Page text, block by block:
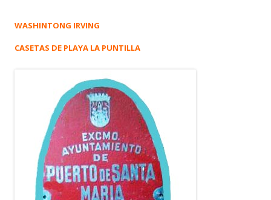
WASHINTONG IRVING
CASETAS DE PLAYA LA PUNTILLA